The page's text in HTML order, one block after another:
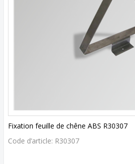
Fixation feuille de chêne ABS R30307
Code d’article: R30307